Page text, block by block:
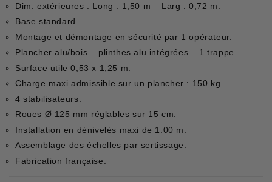
Dim. extérieures : Long : 1,50 m – Larg : 0,72 m.
Base standard.
Montage et démontage en sécurité par 1 opérateur.
Plancher alu/bois – plinthes alu intégrées – 1 trappe.
Surface utile 0,53 x 1,25 m.
Charge maxi admissible sur un plancher : 150 kg.
4 stabilisateurs.
Roues Ø 125 mm réglables sur 15 cm.
Installation en dénivelés maxi de 1.00 m.
Assemblage des échelles par sertissage.
Fabrication française.